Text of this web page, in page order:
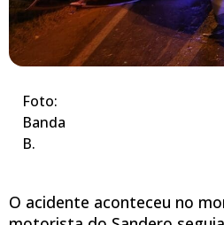
Foto:
Banda
B.
O acidente aconteceu no